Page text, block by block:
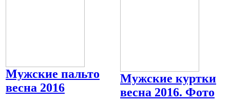
Мужские пальто
весна 2016
Мужские куртки
весна 2016. Фото